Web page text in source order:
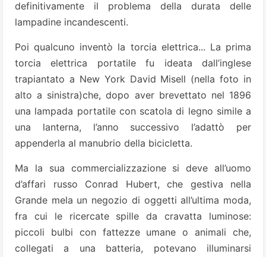
definitivamente il problema della durata delle
lampadine incandescenti.
Poi qualcuno inventò la torcia elettrica... La prima
torcia elettrica portatile fu ideata dall’inglese
trapiantato a New York David Misell (nella foto in
alto a sinistra)che, dopo aver brevettato nel 1896
una lampada portatile con scatola di legno simile a
una lanterna, l’anno successivo l’adattò per
appenderla al manubrio della bicicletta.
Ma la sua commercializzazione si deve all’uomo
d’affari russo Conrad Hubert, che gestiva nella
Grande mela un negozio di oggetti all’ultima moda,
fra cui le ricercate spille da cravatta luminose:
piccoli bulbi con fattezze umane o animali che,
collegati a una batteria, potevano illuminarsi